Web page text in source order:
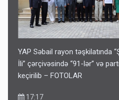
YAP Səbail rayon təşkilatında
İli” çərçivəsində “91-lər” və
keçirilib – FOTOLAR
17:17